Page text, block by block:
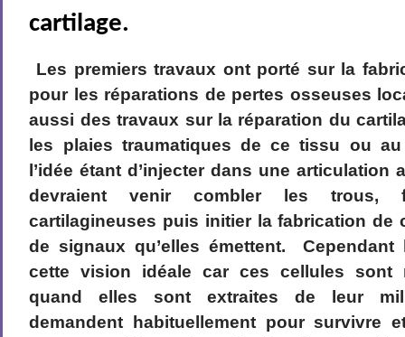
cartilage.
Les premiers travaux ont porté sur la
pour les réparations de pertes osseuses
aussi des travaux sur la réparation du
les plaies traumatiques de ce tissu ou au
l’idée étant d’injecter dans une
devraient venir combler les trous,
cartilagineuses puis initier la fabrication de
de signaux qu’elles émettent.
cette vision idéale car ces cellules sont
quand elles sont extraites de leur
demandent habituellement pour survivre